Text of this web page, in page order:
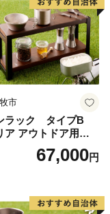
市
ラック タイプB
ア アウトドア用品
キャンプ67,000円